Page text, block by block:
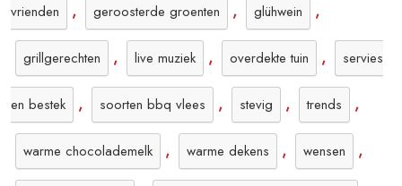
vrienden , geroosterde groenten , glühwein ,
grillgerechten , live muziek , overdekte tuin , servies
en bestek , soorten bbq vlees , stevig , trends ,
warme chocolademelk , warme dekens , wensen ,